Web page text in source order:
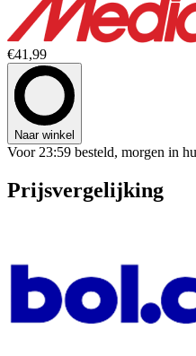
€41,99
Naar winkel
Voor 23:59 besteld, morgen in
Prijsvergelijking